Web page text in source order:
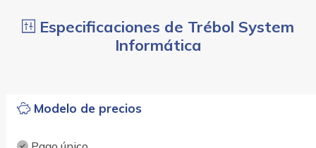
Especificaciones de Trébol System
Informática
Modelo de precios